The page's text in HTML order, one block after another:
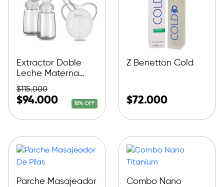
Extractor Doble
Leche Materna
Electrico
$115.000
$94.000 18% OFF
Z Benetton Cold
$72.000
Parche Masajeador
Combo Nano